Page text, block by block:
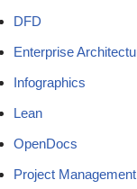
DFD
Enterprise
Infographics
Lean
OpenDocs
Project Management